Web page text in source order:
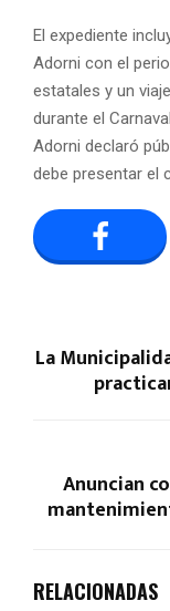
El expediente
Adorni con el
estatales y un
durante el
Adorni declaró
debe presentar el
La
Anuncian
RELACIONADAS